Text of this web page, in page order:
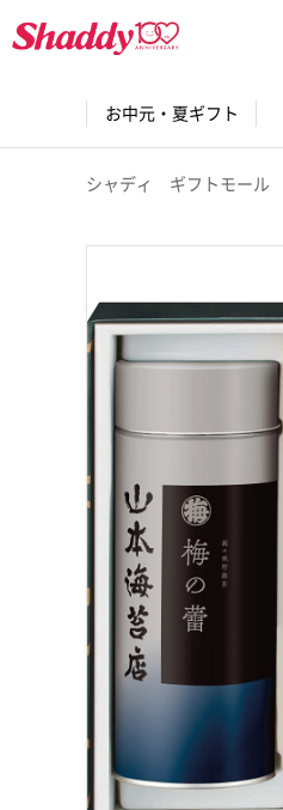
お中元・夏ギフト
シャディ ギフトモール